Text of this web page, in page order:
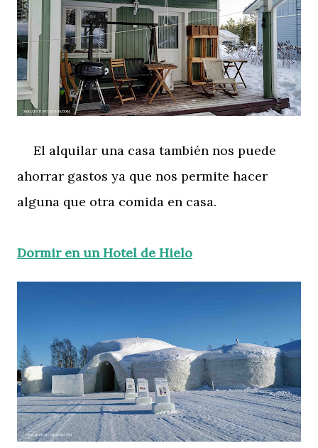
El alquilar una casa también nos puede
ahorrar gastos ya que nos permite hacer
alguna que otra comida en casa.
Dormir en un Hotel de Hielo